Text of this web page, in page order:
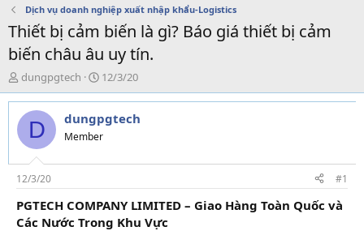
Dịch vụ doanh nghiệp xuất nhập khẩu-Logistics
Thiết bị cảm biến là gì? Báo giá thiết bị cảm
biến châu âu uy tín.
T
h
r
e
d
s
t
a
r
t
dungpgtech
N
g
à
y
g
i
12/3/20
D dungpgtech
Member
12/3/20 #1
PGTECH COMPANY LIMITED – Giao Hàng Toàn Quốc và
Các Nước Trong Khu Vực